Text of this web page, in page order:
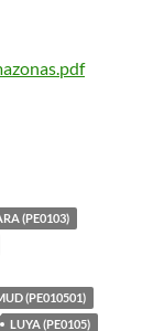
(PE0103)
(PE010501)
LUYA (PE0105)